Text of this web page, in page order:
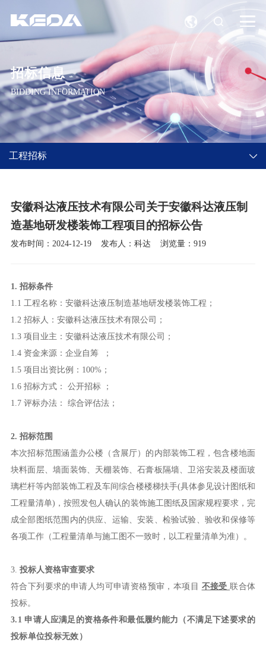
招标信息
BIDDING INFORMATION
工程招标
安徽科达液压技术有限公司关于安徽科达液压制
造基地研发楼装饰工程项目的招标公告
发布时间：2024-12-19 发布人：科达 浏览量：919
1. 招标条件
1.1 工程名称：安徽科达液压制造基地研发楼装饰工程；
1.2 招标人：安徽科达液压技术有限公司；
1.3 项目业主：安徽科达液压技术有限公司；
1.4 资金来源：企业自筹 ；
1.5 项目出资比例：100%；
1.6 招标方式： 公开招标 ；
1.7 评标办法： 综合评估法；
2. 招标范围
本次招标范围涵盖办公楼（含展厅）的内部装饰工程，包含楼地面
块料面层、墙面装饰、天棚装饰、石膏板隔墙、卫浴安装及楼面玻
璃栏杆等内部装饰工程及车间综合楼楼梯扶手(具体参见设计图纸和
工程量清单)，按照发包人确认的装饰施工图纸及国家规程要求，完
成全部图纸范围内的供应、运输、安装、检验试验、验收和保修等
各项工作（工程量清单与施工图不一致时，以工程量清单为准）。
3. 投标人资格审查要求
符合下列要求的申请人均可申请资格预审，本项目 不接受联合体
投标。
3.1 申请人应满足的资格条件和最低履约能力（不满足下述要求的
投标单位投标无效）